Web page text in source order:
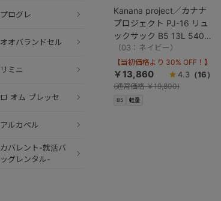
プログレ
オオバランドセル
リミニ
ロ オム プレッセ
アルカペル
カバレント-就活バ
ッグレンタル-
Kanana project／カナナ
プロジェクト PJ-16 リュ
ックサック B5 13L 540g
11903
（03：ネイビー）
B5 軽量
【当初価格より 30% OFF！】
￥13,860
(通常価格￥19,800)
4.3 （16）